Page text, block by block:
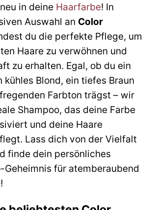
in deine Haarfarbe! In
Auswahl an Color
du die perfekte Pflege, um
Haare zu verwöhnen und
zu erhalten. Egal, ob du ein
kühles Blond, ein tiefes Braun
Farbton trägst – wir
Shampoo, das deine Farbe
und deine Haare
Lass dich von der Vielfalt
finde dein persönliches
Geheimnis für atemberaubend